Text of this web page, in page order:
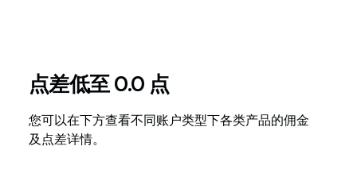
点差低至 0.0 点
您可以在下方查看不同账户类型下各类产品的佣金
及点差详情。